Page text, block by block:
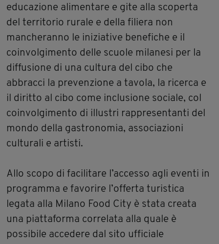
educazione alimentare e gite alla scoperta
del territorio rurale e della filiera non
mancheranno le iniziative benefiche e il
coinvolgimento delle scuole milanesi per la
diffusione di una cultura del cibo che
abbracci la prevenzione a tavola, la ricerca e
il diritto al cibo come inclusione sociale, col
coinvolgimento di illustri rappresentanti del
mondo della gastronomia, associazioni
culturali e artisti.
Allo scopo di facilitare l’accesso agli eventi in
programma e favorire l’offerta turistica
legata alla Milano Food City è stata creata
una piattaforma correlata alla quale è
possibile accedere dal sito ufficiale